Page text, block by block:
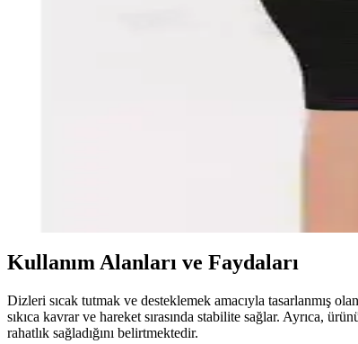
Deve Tüyü ve Saf Yün Dizliklerin
İki yün dizlik arasındaki farklar, malzeme, dayanıklılık ve
Flexy Medical Yün Dizlik ile Lyon Deve Tüyü
Bu karşılaştırma, Flexy Medical Yün Dizlik ile Lyon Deve
Flexy Medical Yün Dizlikler Karşılaştırması:
İki farklı Flexy Medical yün dizlik ürününün malzeme, konfor,
Kullanım Alanları ve Faydaları
Dizleri sıcak tutmak ve desteklemek amacıyla tasarlanmış
sıkıca kavrar ve hareket sırasında stabilite sağlar. Ayrıca,
rahatlık sağladığını belirtmektedir.